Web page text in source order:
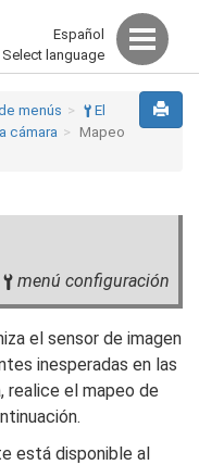
Español
Select language
menús B El
cámara
Mapeo
B menú configuración
el sensor de imagen
inesperadas en las
realice el mapeo de
está disponible al